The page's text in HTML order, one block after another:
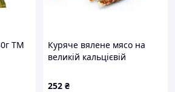
ТМ
Куряче вялене мясо на
великій кальцієвій
252 ₴